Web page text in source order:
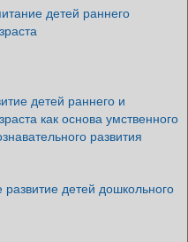
детей раннего
детей раннего и
как основа умственного
развития
развитие детей дошкольного